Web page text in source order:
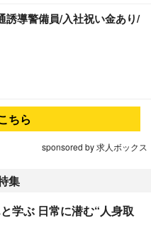
誘導警備員/入社祝い金あり/
ちら
sponsored by 求人ボックス
集
学ぶ 日常に潜む“人身取